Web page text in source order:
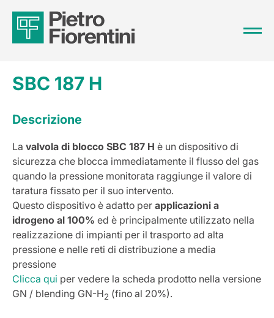
SBC 187 H
Descrizione
La valvola di blocco SBC 187 H è un dispositivo di
sicurezza che blocca immediatamente il flusso del gas
quando la pressione monitorata raggiunge il valore di
taratura fissato per il suo intervento.
Questo dispositivo è adatto per applicazioni a
idrogeno al 100% ed è principalmente utilizzato nella
realizzazione di impianti per il trasporto ad alta
pressione e nelle reti di distribuzione a media
pressione
Clicca qui per vedere la scheda prodotto nella versione
GN / blending GN-H2 (fino al 20%).